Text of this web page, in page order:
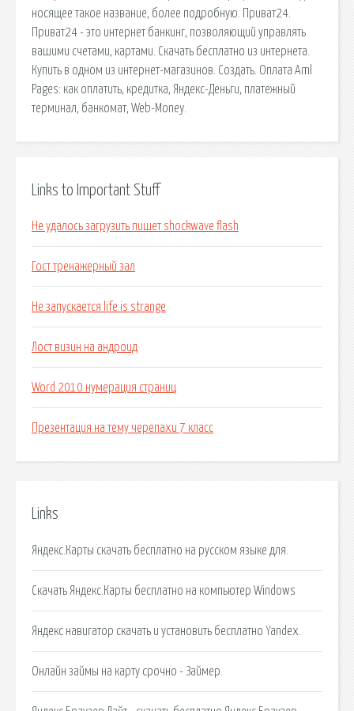
Links to Important Stuff
Не удалось загрузить пишет shockwave flash
Гост тренажерный зал
Не запускается life is strange
Лост визин на андроид
Word 2010 нумерация страниц
Презентация на тему черепахи 7 класс
Links
Яндекс.Карты скачать бесплатно на русском языке для.
Скачать Яндекс.Карты бесплатно на компьютер Windows
Яндекс навигатор скачать и установить бесплатно Yandex.
Онлайн займы на карту срочно - Займер.